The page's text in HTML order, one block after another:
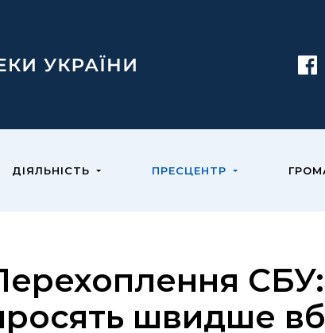
ДІЯЛЬНІСТЬ ПРЕСЦЕНТР
СБУ:
швидше